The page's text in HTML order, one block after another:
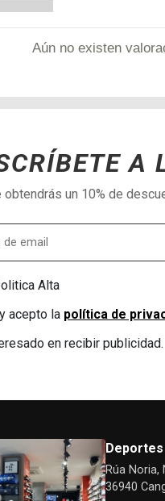
Aún no existen
A
un 10% de
Alta
acepto la política de
en recibir publicidad.
Rúa Noria,
36940